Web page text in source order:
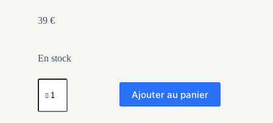
39 €
En stock
Ajouter au panier